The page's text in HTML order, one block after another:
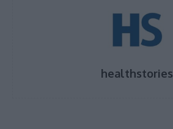
healthstories